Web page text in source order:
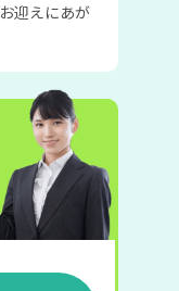
迎えにあが